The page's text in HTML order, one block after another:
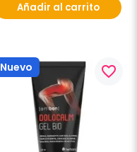
Añadir al carrito
Nuevo favorite_border